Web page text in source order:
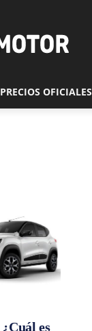
PRECIOS OFICIALES
es